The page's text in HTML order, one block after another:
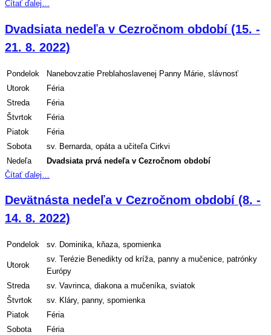
Čítať ďalej…
Dvadsiata nedeľa v Cezročnom období (15. -
21. 8. 2022)
Pondelok
Nanebovzatie Preblahoslavenej Panny Márie, slávnosť
Utorok
Féria
Streda
Féria
Štvrtok
Féria
Piatok
Féria
Sobota
sv. Bernarda, opáta a učiteľa Cirkvi
Nedeľa
Dvadsiata prvá nedeľa v Cezročnom období
Čítať ďalej…
Devätnásta nedeľa v Cezročnom období (8. -
14. 8. 2022)
Pondelok sv. Dominika, kňaza, spomienka
Utorok
sv. Terézie Benedikty od kríža, panny a mučenice, patrónky
Európy
Streda
sv. Vavrinca, diakona a mučeníka, sviatok
Štvrtok
sv. Kláry, panny, spomienka
Piatok
Féria
Sobota
Féria